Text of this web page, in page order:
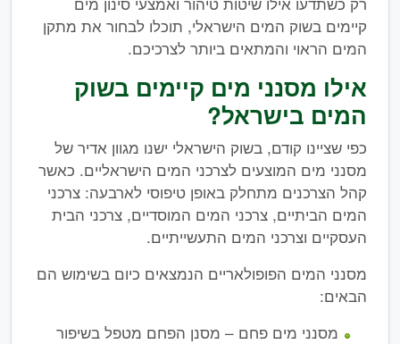
קיימים בשוק המים הישראלי, תוכלו לבחור את מתקן
המים הראוי והמתאים ביותר לצרכיכם.
אילו מסנני מים קיימים בשוק
המים בישראל?
כפי שציינו קודם, בשוק הישראלי ישנו מגוון אדיר של
מסנני מים המוצעים לצרכני המים הישראליים. כאשר
קהל הצרכנים מתחלק באופן טיפוסי לארבעה: צרכני
המים הביתיים, צרכני המים המוסדיים, צרכני הבית
העסקיים וצרכני המים התעשייתיים.
מסנני המים הפופולאריים הנמצאים כיום בשימוש הם
הבאים:
מסנני מים פחם – מסנן הפחם מטפל בשיפור